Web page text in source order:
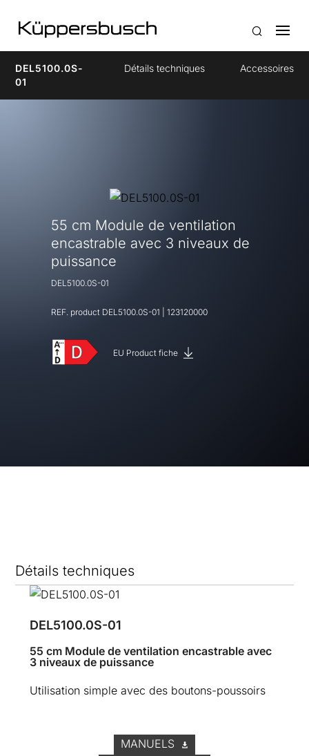
DEL5100.0S-
01
Détails techniques Accessoires
55 cm Module de ventilation
encastrable avec 3 niveaux de
puissance
DEL5100.0S-01
REF. product DEL5100.0S-01 123120000
EU Product fiche
Détails techniques
DEL5100.0S-01
55 cm Module de ventilation encastrable avec
3 niveaux de puissance
Utilisation simple avec des boutons-poussoirs
MANUELS